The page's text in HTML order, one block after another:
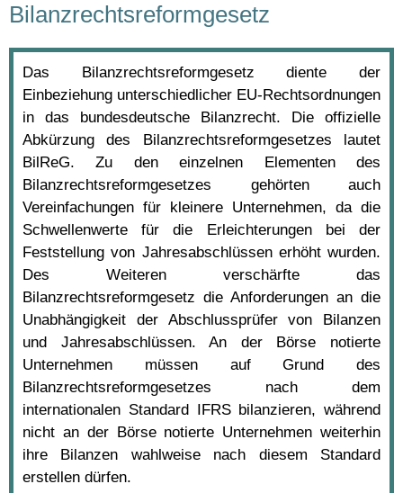
Bilanzrechtsreformgesetz
Das Bilanzrechtsreformgesetz diente der
Einbeziehung unterschiedlicher EU-Rechtsordnungen
in das bundesdeutsche Bilanzrecht. Die offizielle
Abkürzung des Bilanzrechtsreformgesetzes lautet
BilReG. Zu den einzelnen Elementen des
Bilanzrechtsreformgesetzes gehörten auch
Vereinfachungen für kleinere Unternehmen, da die
Schwellenwerte für die Erleichterungen bei der
Feststellung von Jahresabschlüssen erhöht wurden.
Des Weiteren verschärfte das
Bilanzrechtsreformgesetz die Anforderungen an die
Unabhängigkeit der Abschlussprüfer von Bilanzen
und Jahresabschlüssen. An der Börse notierte
Unternehmen müssen auf Grund des
Bilanzrechtsreformgesetzes nach dem
internationalen Standard IFRS bilanzieren, während
nicht an der Börse notierte Unternehmen weiterhin
ihre Bilanzen wahlweise nach diesem Standard
erstellen dürfen.